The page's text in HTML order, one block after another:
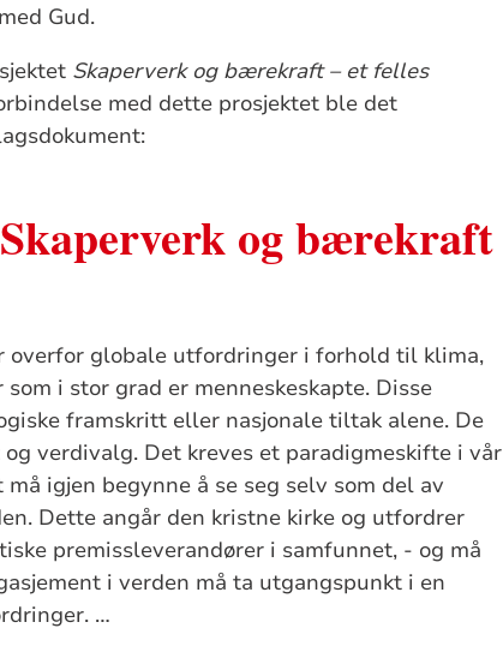
Gud.
Skaperverk og bærekraft – et felles
med dette prosjektet ble det
og bærekraft
overfor globale utfordringer i forhold til klima,
i stor grad er menneskeskapte. Disse
framskritt eller nasjonale tiltak alene. De
verdivalg. Det kreves et paradigmeskifte i vår
igjen begynne å se seg selv som del av
Dette angår den kristne kirke og utfordrer
premissleverandører i samfunnet, - og må
i verden må ta utgangspunkt i en
…